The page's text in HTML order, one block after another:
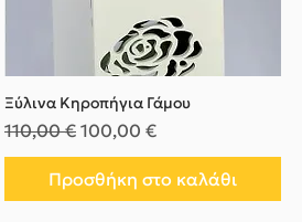
Ξύλινα Κηροπήγια Γάμου
Κανονική τιμή
110,00 € Τιμή Έκπτωσης
100,00 €
Προσθήκη στο καλάθι